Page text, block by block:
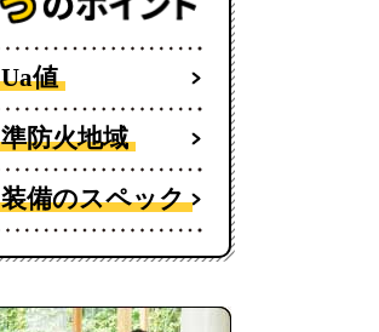
Ua値
準防火地域
装備のスペック